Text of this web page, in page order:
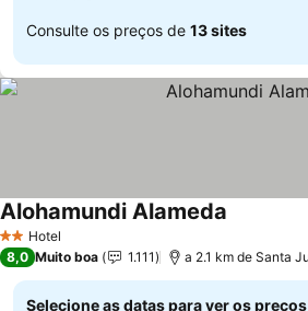
Consulte os preços de 13 sites
2 Estrelas
Hotel
Alohamundi Alameda
8,0 Muito boa 1.111
Selecione as datas para ver os preços